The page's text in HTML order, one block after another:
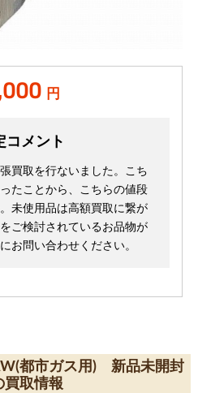
円
コメント
買取を行ないました。こち
たことから、こちらの値段
未使用品は高額買取に繋が
ご検討されているお品物が
お問い合わせください。
都市ガス用) 新品未開封
取情報